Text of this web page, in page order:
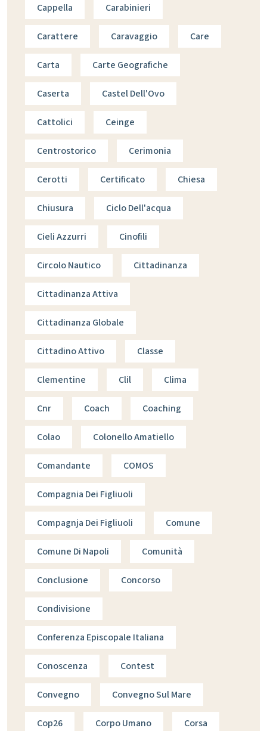
Cappella Carabinieri
Carattere Caravaggio Care
Carta Carte Geografiche
Caserta Castel Dell'Ovo
Cattolici Ceinge
Centrostorico Cerimonia
Cerotti Certificato Chiesa
Chiusura Ciclo Dell'acqua
Cieli Azzurri Cinofili
Circolo Nautico Cittadinanza
Cittadinanza Attiva
Cittadinanza Globale
Cittadino Attivo Classe
Clementine Clil Clima
Cnr Coach Coaching
Colao Colonello Amatiello
Comandante COMOS
Compagnia Dei Figliuoli
Compagnja Dei Figliuoli Comune
Comune Di Napoli Comunità
Conclusione Concorso
Condivisione
Conferenza Episcopale Italiana
Conoscenza Contest
Convegno Convegno Sul Mare
Cop26 Corpo Umano Corsa